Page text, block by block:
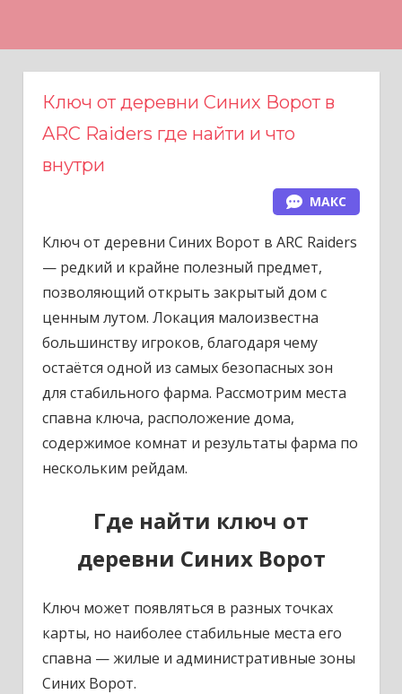
Ключ от деревни Синих Ворот в
ARC Raiders где найти и что
внутри
МАКС
Ключ от деревни Синих Ворот в ARC Raiders
— редкий и крайне полезный предмет,
позволяющий открыть закрытый дом с
ценным лутом. Локация малоизвестна
большинству игроков, благодаря чему
остаётся одной из самых безопасных зон
для стабильного фарма. Рассмотрим места
спавна ключа, расположение дома,
содержимое комнат и результаты фарма по
нескольким рейдам.
Где найти ключ от
деревни Синих Ворот
Ключ может появляться в разных точках
карты, но наиболее стабильные места его
спавна — жилые и административные зоны
Синих Ворот.